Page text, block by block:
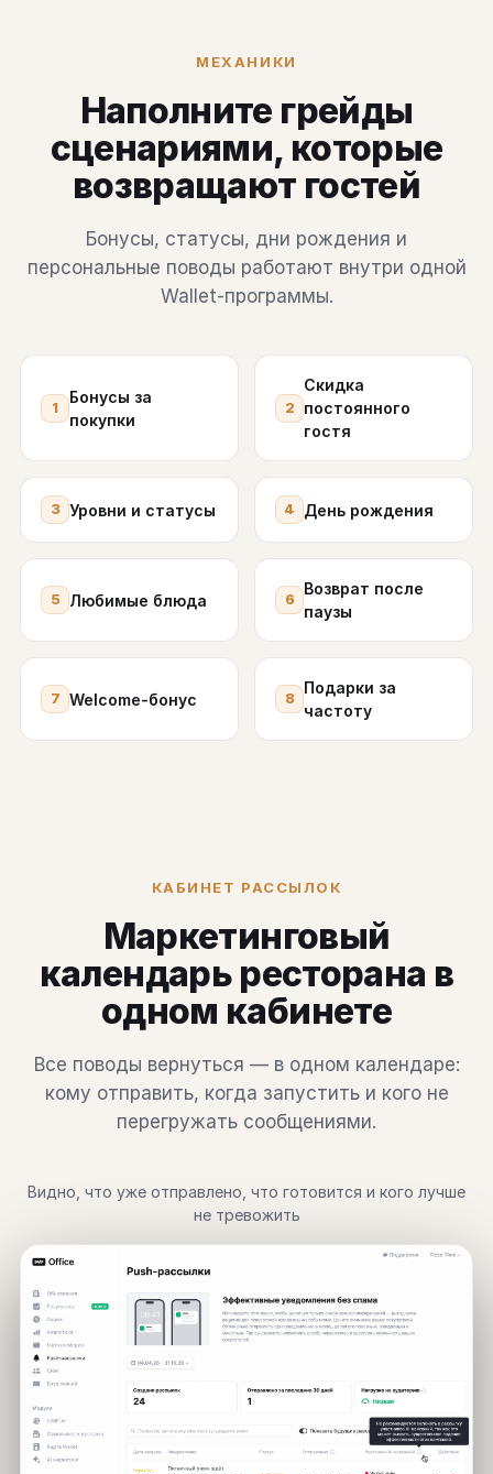
МЕХАНИКИ
Наполните грейды
сценариями, которые
возвращают гостей
Бонусы, статусы, дни рождения и
персональные поводы работают внутри одной
Wallet-программы.
1
Бонусы за
покупки
2
Скидка
постоянного
гостя
3 Уровни и статусы 4 День рождения
5 Любимые блюда 6
Возврат после
паузы
7 Welcome-бонус 8
Подарки за
частоту
КАБИНЕТ РАССЫЛОК
Маркетинговый
календарь ресторана в
одном кабинете
Все поводы вернуться — в одном календаре:
кому отправить, когда запустить и кого не
перегружать сообщениями.
Видно, что уже отправлено, что готовится и кого лучше
не тревожить